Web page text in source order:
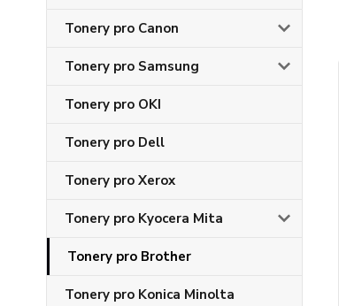
Tonery pro Canon
Tonery pro Samsung
Tonery pro OKI
Tonery pro Dell
Tonery pro Xerox
Tonery pro Kyocera Mita
Tonery pro Brother
Tonery pro Konica Minolta